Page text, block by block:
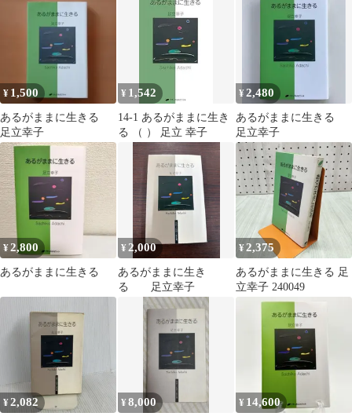
¥ 1,500
あるがままに生きる
足立幸子
¥ 1,542
14-1 あるがままに生き
る （ ） 足立 幸子
¥2,480
あるがままに生きる
足立幸子
¥2,800
あるがままに生きる
¥ 2,000
あるがままに生き
る 足立幸子
¥2,375
あるがままに生きる 足
立幸子 240049
¥2,082 ¥8,000 ¥ 14,600